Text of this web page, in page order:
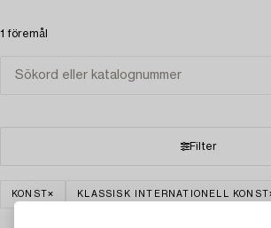
1 föremål
Filter
KONST KLASSISK INTERNATIONELL KONST